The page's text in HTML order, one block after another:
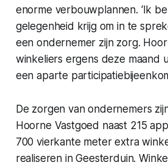
enorme verbouwplannen. ‘Ik
gelegenheid krijg om in te
een ondernemer zijn zorg.
winkeliers ergens deze maand
een aparte
De zorgen van ondernemers
Hoorne Vastgoed naast 215
700 vierkante meter extra
realiseren in Geesterduin.